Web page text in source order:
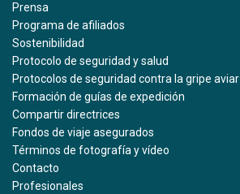
Prensa
Programa de afiliados
Sostenibilidad
Protocolo de seguridad y salud
Protocolos de seguridad contra la gripe aviar
Formación de guías de expedición
Compartir directrices
Fondos de viaje asegurados
Términos de fotografía y vídeo
Contacto
Profesionales